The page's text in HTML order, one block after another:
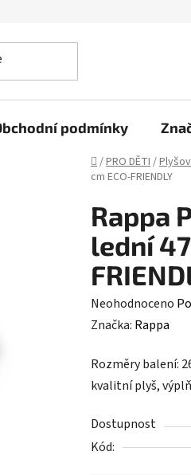
podmínky
Domů
/PRO DĚTI/
cm ECO-FRIENDLY
Rappa
lední
Průměrné
hodnocení
je
0,0
5
hvězdiček.
Neohodnoceno
Značka: Rappa
Rozměry balení:
kvalitní plyš,
Dostupnost
Kód: